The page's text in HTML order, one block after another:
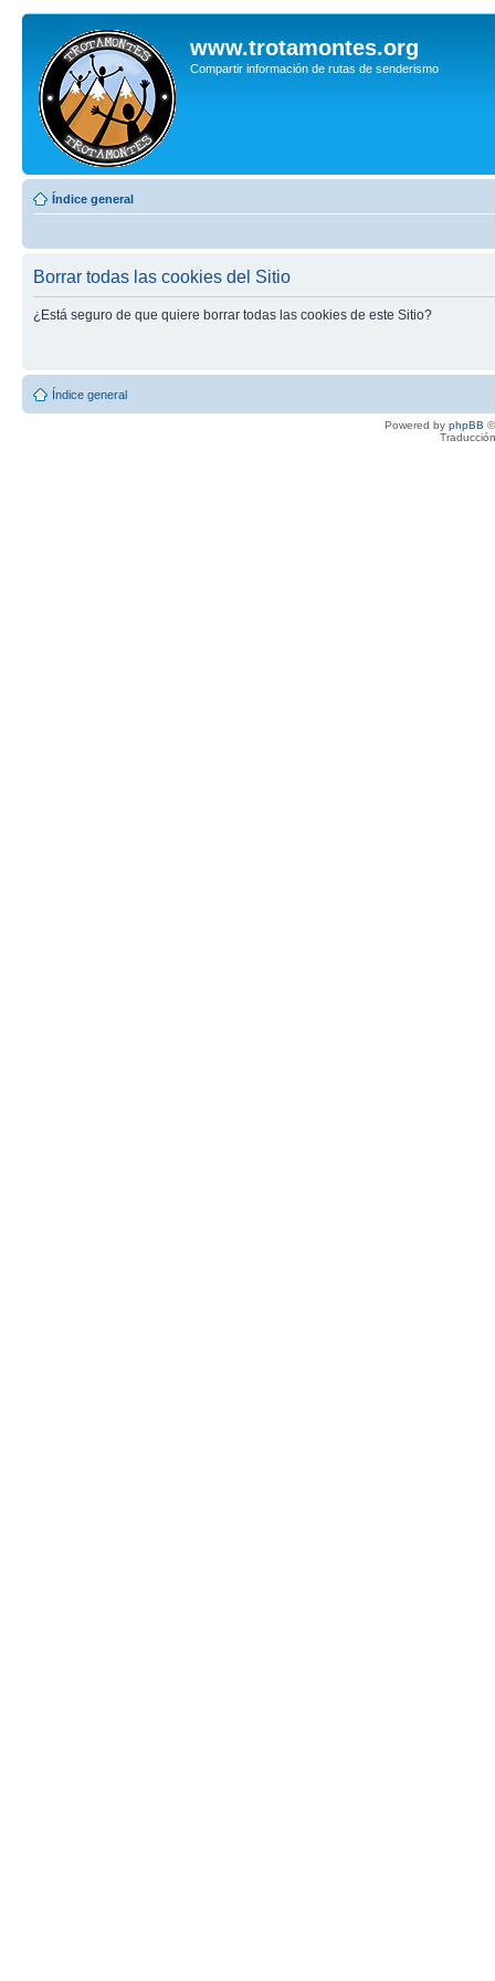
www.trotamontes.org
Compartir información de rutas de senderismo
Índice general
Borrar todas las cookies del Sitio
¿Está seguro de que quiere borrar todas las cookies de este Sitio?
Índice general
Powered by phpBB